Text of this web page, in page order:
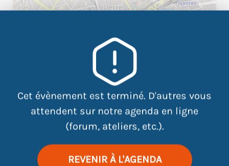
Cet évènement est terminé. D'autres vous
attendent sur notre agenda en ligne
(forum, ateliers, etc.).
REVENIR À L'AGENDA
Leaflet |
Identifier ses compétences en général ou bien pour un
métier en particulier. Cela passe par l’identification